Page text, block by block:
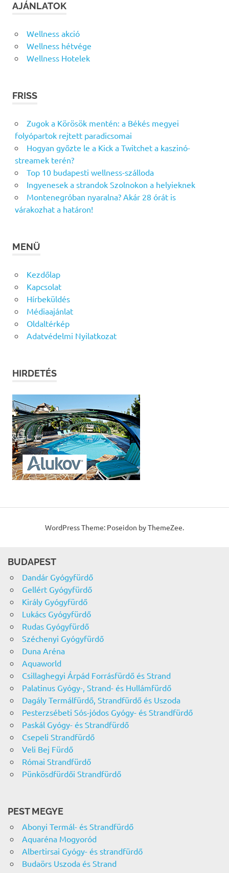
AJÁNLATOK
Wellness akció
Wellness hétvége
Wellness Hotelek
FRISS
Zugok a Körösök mentén: a Békés megyei
folyópartok rejtett paradicsomai
Hogyan győzte le a Kick a Twitchet a kaszinó-
streamek terén?
Top 10 budapesti wellness-szálloda
Ingyenesek a strandok Szolnokon a helyieknek
Montenegróban nyaralna? Akár 28 órát is
várakozhat a határon!
MENÜ
Kezdőlap
Kapcsolat
Hírbeküldés
Médiaajánlat
Oldaltérkép
Adatvédelmi Nyilatkozat
HIRDETÉS
WordPress Theme: Poseidon by ThemeZee.
BUDAPEST
Dandár Gyógyfürdő
Gellért Gyógyfürdő
Király Gyógyfürdő
Lukács Gyógyfürdő
Rudas Gyógyfürdő
Széchenyi Gyógyfürdő
Duna Aréna
Aquaworld
Csillaghegyi Árpád Forrásfürdő és Strand
Palatinus Gyógy-, Strand- és Hullámfürdő
Dagály Termálfürdő, Strandfürdő és Uszoda
Pesterzsébeti Sós-jódos Gyógy- és Strandfürdő
Paskál Gyógy- és Strandfürdő
Csepeli Strandfürdő
Veli Bej Fürdő
Római Strandfürdő
Pünkösdfürdői Strandfürdő
PEST MEGYE
Abonyi Termál- és Strandfürdő
Aquaréna Mogyoród
Albertirsai Gyógy- és strandfürdő
Budaörs Uszoda és Strand